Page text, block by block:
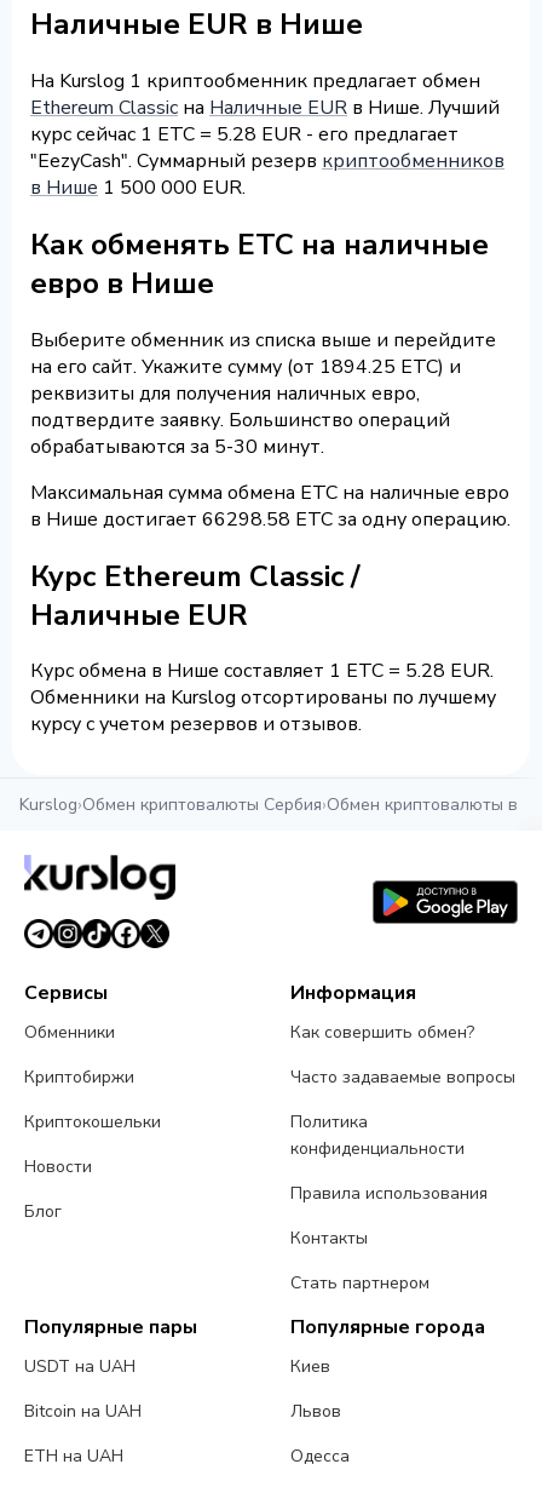
Наличные EUR в Нише
На Kurslog 1 криптообменник предлагает обмен
Ethereum Classic на Наличные EUR в Нише. Лучший
курс сейчас 1 ETC = 5.28 EUR - его предлагает
"EezyCash". Суммарный резерв криптообменников
в Нише 1 500 000 EUR.
Как обменять ETC на наличные
евро в Нише
Выберите обменник из списка выше и перейдите
на его сайт. Укажите сумму (от 1894.25 ETC) и
реквизиты для получения наличных евро,
подтвердите заявку. Большинство операций
обрабатываются за 5-30 минут.
Максимальная сумма обмена ETC на наличные евро
в Нише достигает 66298.58 ETC за одну операцию.
Курс Ethereum Classic /
Наличные EUR
Курс обмена в Нише составляет 1 ETC = 5.28 EUR.
Обменники на Kurslog отсортированы по лучшему
курсу с учетом резервов и отзывов.
Kurslog›Обмен криптовалюты Сербия›Обмен криптовалюты в
Сервисы
Обменники
Криптобиржи
Криптокошельки
Новости
Блог
Информация
Как совершить обмен?
Часто задаваемые вопросы
Политика
конфиденциальности
Правила использования
Контакты
Стать партнером
Популярные пары
USDT на UAH
Bitcoin на UAH
ETH на UAH
Популярные города
Киев
Львов
Одесса